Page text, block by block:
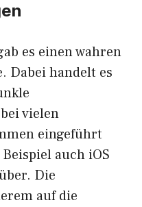
es einen wahren
Dabei handelt es
vielen
eingeführt
auch iOS
Die
auf die